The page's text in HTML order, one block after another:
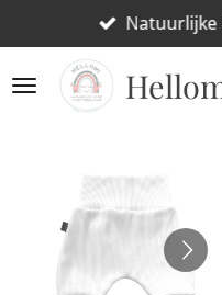
direct
naar